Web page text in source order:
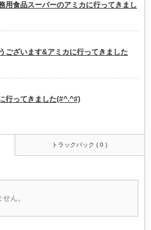
用食品スーパーのアミカに行ってきまし
ございます&アミカに行ってきました
行ってきました(#^.^#)
トラックバック ( 0 )
ん。